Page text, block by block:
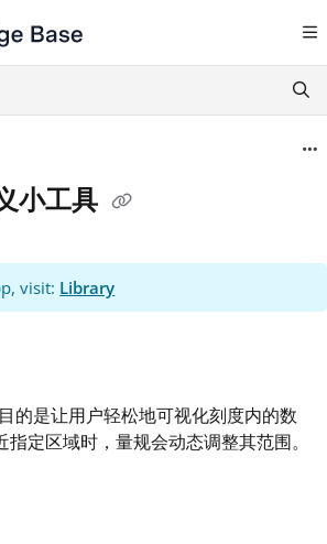
index at:
pages before exploring further.
小工具
visit: Library
的是让用户轻松地可视化刻度内的数
定区域时，量规会动态调整其范围。